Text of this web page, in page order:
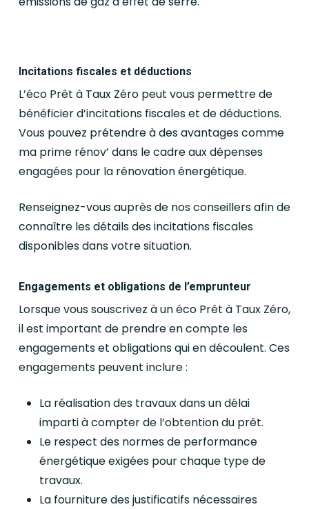
Incitations fiscales et déductions
L’éco Prêt à Taux Zéro peut vous permettre de
bénéficier d’incitations fiscales et de déductions.
Vous pouvez prétendre à des avantages comme
ma prime rénov’ dans le cadre aux dépenses
engagées pour la rénovation énergétique.
Renseignez-vous auprès de nos conseillers afin de
connaître les détails des incitations fiscales
disponibles dans votre situation.
Engagements et obligations de l’emprunteur
Lorsque vous souscrivez à un éco Prêt à Taux Zéro,
il est important de prendre en compte les
engagements et obligations qui en découlent. Ces
engagements peuvent inclure :
La réalisation des travaux dans un délai
imparti à compter de l’obtention du prêt.
Le respect des normes de performance
énergétique exigées pour chaque type de
travaux.
La fourniture des justificatifs nécessaires